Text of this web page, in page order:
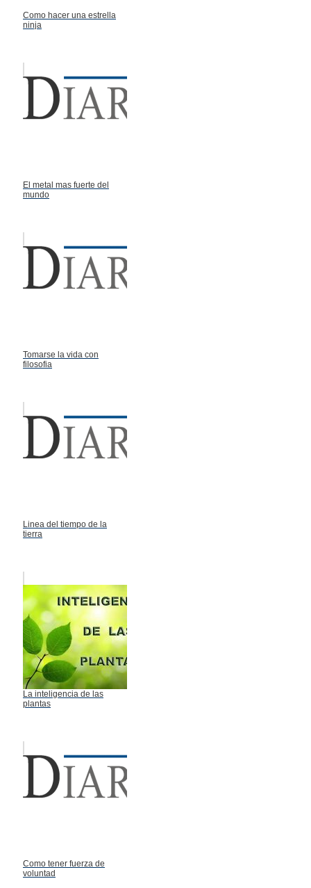
Como hacer una estrella
ninja
El metal mas fuerte del
mundo
Tomarse la vida con
filosofia
Linea del tiempo de la
tierra
La inteligencia de las
plantas
Como tener fuerza de
voluntad